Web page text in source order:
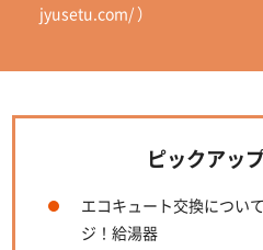
jyusetu.com/ ）
ピックアッ
エコキュート交換につい
ジ！給湯器